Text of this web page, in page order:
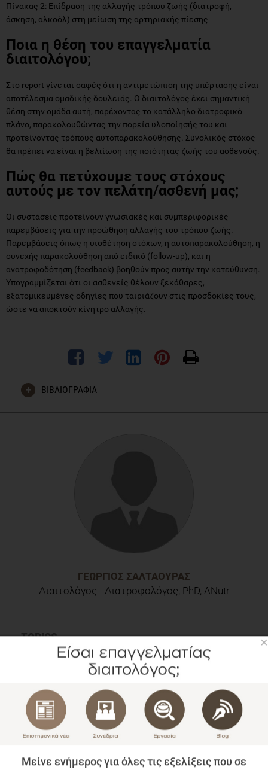
Πίνακας 2: Επίδραση της αλλαγής τρόπου ζωής (διατροφή,
άσκηση, αλκοόλ) στη μείωση της αρτηριακής πίεσης
Ποια η θέση του επαγγελματία
διαιτολόγου;
Στο report γίνεται σαφές ότι η αντιμετώπιση της υπέρτασης είναι
αποτέλεσμα ομαδικής δουλειάς. Ο διαιτολόγος έχει σημαντική
θέση στην ομάδα αυτή, παρέχοντας το κατάλληλο διατροφικό
πλάνο, παρακολουθώντας την πορεία υλοποίησής του και
προτείνοντας τρόπους αυτοπαρακολούθησης. Συνολικός στόχος
θα πρέπει να είναι η βελτίωση της ποιότητας ζωής του ασθενούς.
Πώς θα πετύχουμε τους στόχους
αυτούς με τον πελάτη/ασθενή μας;
Οι συστάσεις προτείνουν γνωσιακές και συμπεριφορικές
παρεμβάσεις για την προώθηση αλλαγής του τρόπου ζωής.
Παρεμβάσεις όπως η υιοθέτηση στόχων, η αυτοπαρακολούθηση, η
συνεχής παρακολούθηση από ειδικό (follow-up), και η
ανατροφοδότηση (feedback) βοηθούν προς αυτήν την κατεύθυνση.
Υπογραμμίζεται ότι οι ασθενείς θέλουν ξεκάθαρες,
εξατομικευμένες οδηγίες που ταιριάζουν στις προσδοκίες τους,
ώστε να αποκτούν κίνητρο αλλαγής.
ΒΙΒΛΙΟΓΡΑΦΙΑ
American College of Cardiology/American Heart Association
Task Force on Clinical Practice Guidelines.
ΓΕΏΡΓΙΟΣ ΣΑΛΤΑΟΎΡΑΣ
Διαιτολόγος - Διατροφολόγος, PhD, ANutr
TOPICS
ΕΠΙΣΤΗΜΟΝΙΚΑ
ΔΙΑΒΑΣΤΕ ΑΚΟΜΗ
×
Μείνε ενήμερος για όλες τις εξελίξεις που σε